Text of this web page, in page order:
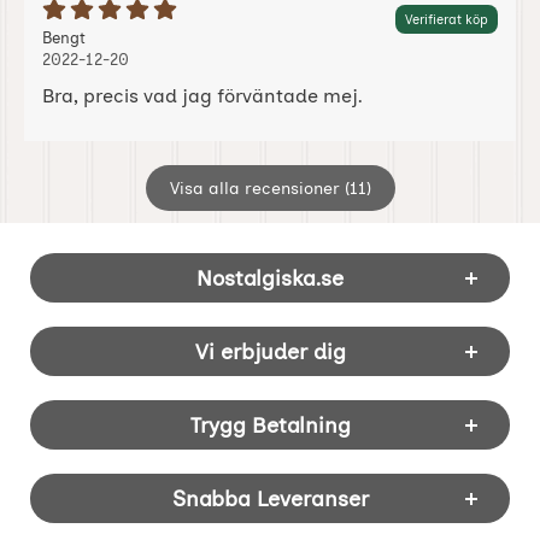
Betyg: 5 Stjärnor av 5 Verifierat köp
Recension av:
Bengt, 2022-12-20
, 2022-12-20
2022-12-20
Bra, precis vad jag förväntade mej.
Visa alla recensioner (11)
Sidfot Blandad info och länkar
Nostalgiska.se
Vi erbjuder dig
Trygg Betalning
Snabba Leveranser